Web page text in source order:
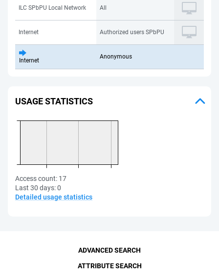
ILC SPbPU Local Network All
Internet Authorized users SPbPU
Internet
Anonymous
USAGE STATISTICS
Access count: 17
Last 30 days:0
Detailed usage statistics
ADVANCED SEARCH
ATTRIBUTE SEARCH